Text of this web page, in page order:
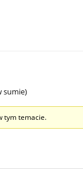
sumie)
tym temacie.